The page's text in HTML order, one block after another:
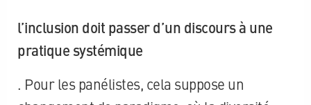
l’inclusion doit passer d’un discours à une
pratique systémique
. Pour les panélistes, cela suppose un